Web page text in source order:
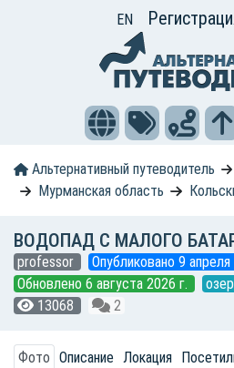
EN
Альтернативный путеводитель
Мурманская область
ВОДОПАД С МАЛОГО
professor
Опубликовано 9 апреля
Обновлено 6 августа 2026 г.
13068
2
Фото Описание Локация